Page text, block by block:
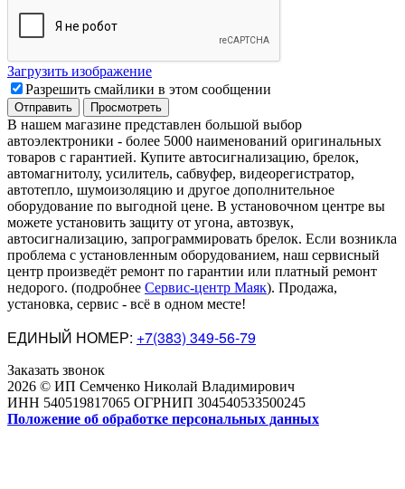
Загрузить изображение
Разрешить смайлики в этом сообщении
В нашем магазине представлен большой выбор
автоэлектроники - более 5000 наименований оригинальных
товаров с гарантией. Купите автосигнализацию, брелок,
автомагнитолу, усилитель, сабвуфер, видеорегистратор,
автотепло, шумоизоляцию и другое дополнительное
оборудование по выгодной цене. В установочном центре вы
можете установить защиту от угона, автозвук,
автосигнализацию, запрограммировать брелок. Если возникла
проблема с установленным оборудованием, наш сервисный
центр произведёт ремонт по гарантии или платный ремонт
недорого. (подробнее Сервис-центр Маяк). Продажа,
установка, сервис - всё в одном месте!
ЕДИНЫЙ НОМЕР: +7(383) 349-56-79
Заказать звонок
2026 © ИП Семченко Николай Владимирович
ИНН 540519817065 ОГРНИП 304540533500245
Положение об обработке персональных данных